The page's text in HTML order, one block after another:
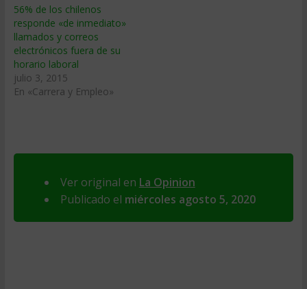
56% de los chilenos
responde «de inmediato»
llamados y correos
electrónicos fuera de su
horario laboral
julio 3, 2015
En «Carrera y Empleo»
Ver original en La Opinion
Publicado el miércoles agosto 5, 2020